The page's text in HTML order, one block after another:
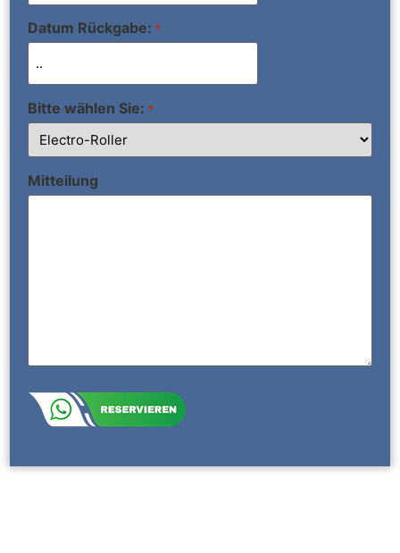
Datum Rückgabe: *
Bitte wählen Sie: *
Mitteilung